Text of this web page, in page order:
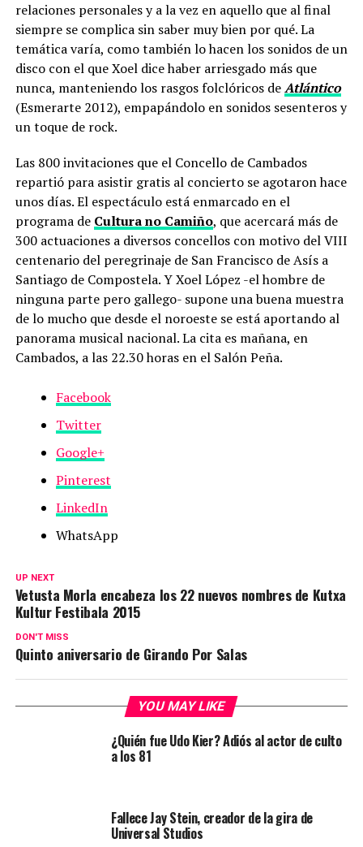
relaciones personales y a la vez en aquello que al final
siempre se complica sin saber muy bien por qué. La
temática varía, como también lo hacen los sonidos de un
disco con el que Xoel dice haber arriesgado más que
nunca, manteniendo los rasgos folclóricos deAtlántico
(Esmerarte 2012), empapándolo en sonidos sesenteros y
un toque de rock.
Las 800 invitaciones que el Concello de Cambados
repartió para asistir gratis al concierto se agotaron hace
unos días. El espectáculo está enmarcado en el
programa de Cultura no Camiño, que acercará más de
300 actuaciones a diversos concellos con motivo del VIII
centenario del peregrinaje de San Francisco de Asís a
Santiago de Compostela. Y Xoel López -el hombre de
ninguna parte pero gallego- supone una buena muestra
de lo mucho que desde el noroeste se está aportando al
panorama musical nacional. La cita es mañana, en
Cambados, a las 22.30 horas en el Salón Peña.
Facebook
Twitter
Google+
Pinterest
LinkedIn
WhatsApp
UP NEXT
Vetusta Morla encabeza los 22 nuevos nombres de Kutxa
Kultur Festibala 2015
DON'T MISS
Quinto aniversario de Girando Por Salas
YOU MAY LIKE
¿Quién fue Udo Kier? Adiós al actor de culto
a los 81
Fallece Jay Stein, creador de la gira de
Universal Studios